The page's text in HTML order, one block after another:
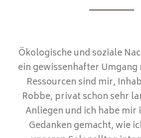
Ökologische und soziale
ein gewissenhafter
Ressourcen sind mir,
Robbe, privat schon sehr
Anliegen und ich habe
Gedanken gemacht, wie